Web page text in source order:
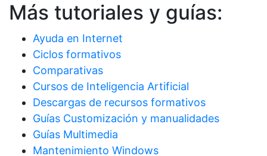
Más tutoriales y guías:
Ayuda en Internet
Ciclos formativos
Comparativas
Cursos de Inteligencia Artificial
Descargas de recursos formativos
Guías Customización y manualidades
Guías Multimedia
Mantenimiento Windows